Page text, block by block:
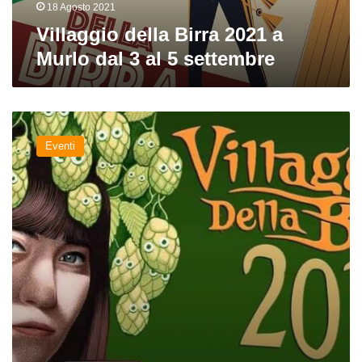
5
settembre
18 Agosto 2021
Villaggio della Birra 2021 a
Murlo dal 3 al 5 settembre
Gli
eventi
di
settembre:
Villaggio
della
Birra,
Birrocco,
Expo
e
altri
Eventi